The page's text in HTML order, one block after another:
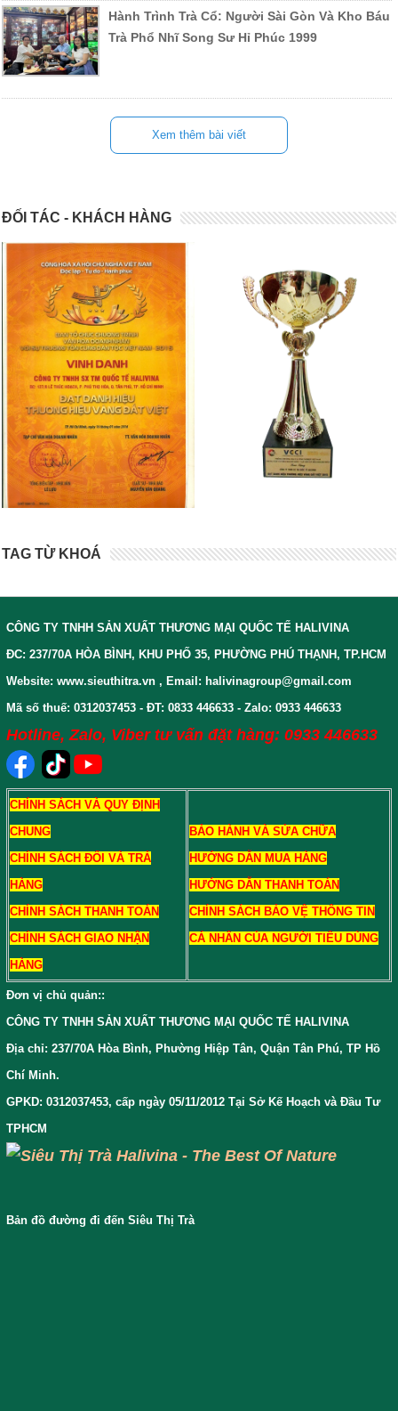
Hành Trình Trà Cổ: Người Sài Gòn Và Kho Báu
Trà Phổ Nhĩ Song Sư Hỉ Phúc 1999
Xem thêm bài viết
ĐỐI TÁC - KHÁCH HÀNG
TAG TỪ KHOÁ
CÔNG TY TNHH SẢN XUẤT THƯƠNG MẠI QUỐC TẾ HALIVINA
ĐC: 237/70A HÒA BÌNH, KHU PHỐ 35, PHƯỜNG PHÚ THẠNH, TP.HCM
Website: www.sieuthitra.vn , Email: halivinagroup@gmail.com
Mã số thuế: 0312037453 - ĐT: 0833 446633 - Zalo: 0933 446633
Hotline, Zalo, Viber tư vấn đặt hàng: 0933 446633
CHÍNH SÁCH VÀ QUY ĐỊNH
CHUNG
CHÍNH SÁCH ĐỔI VÀ TRẢ
HÀNG
CHÍNH SÁCH THANH TOÁN
CHÍNH SÁCH GIAO NHẬN
HÀNG
BẢO HÀNH VÀ SỬA CHỮA
HƯỚNG DẪN MUA HÀNG
HƯỚNG DẪN THANH TOÁN
CHÍNH SÁCH BẢO VỆ THÔNG TIN
CÁ NHÂN CỦA NGƯỜI TIÊU DÙNG
Đơn vị chủ quản::
CÔNG TY TNHH SẢN XUẤT THƯƠNG MẠI QUỐC TẾ HALIVINA
Địa chỉ: 237/70A Hòa Bình, Phường Hiệp Tân, Quận Tân Phú, TP Hồ
Chí Minh.
GPKD: 0312037453, cấp ngày 05/11/2012 Tại Sở Kế Hoạch và Đầu Tư
TPHCM
Bản đồ đường đi đến Siêu Thị Trà